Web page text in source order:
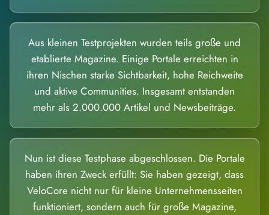
Aus kleinen Testprojekten wurden teils große und
etablierte Magazine. Einige Portale erreichten in
ihren Nischen starke Sichtbarkeit, hohe Reichweite
und aktive Communities. Insgesamt entstanden
mehr als 2.000.000 Artikel und Newsbeiträge.
Nun ist diese Testphase abgeschlossen. Die Portale
haben ihren Zweck erfüllt: Sie haben gezeigt, dass
VeloCore nicht nur für kleine Unternehmensseiten
funktioniert, sondern auch für große Magazine,